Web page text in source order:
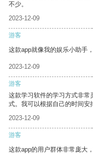
不少。
2023-12-09
游客
这款app就像我的娱乐小助手
2023-12-09
游客
这款学习软件的学习方式非
式。我可以根据自己的时间安
2023-12-09
游客
这款app的用户群体非常庞大